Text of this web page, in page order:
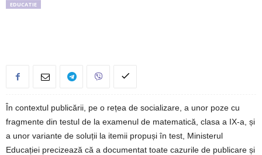
EDUCATIE
În contextul publicării, pe o rețea de socializare, a unor poze cu
fragmente din testul de la examenul de matematică, clasa a IX-a, și
a unor variante de soluții la itemii propuși în test, Ministerul
Educației precizează că a documentat toate cazurile de publicare și